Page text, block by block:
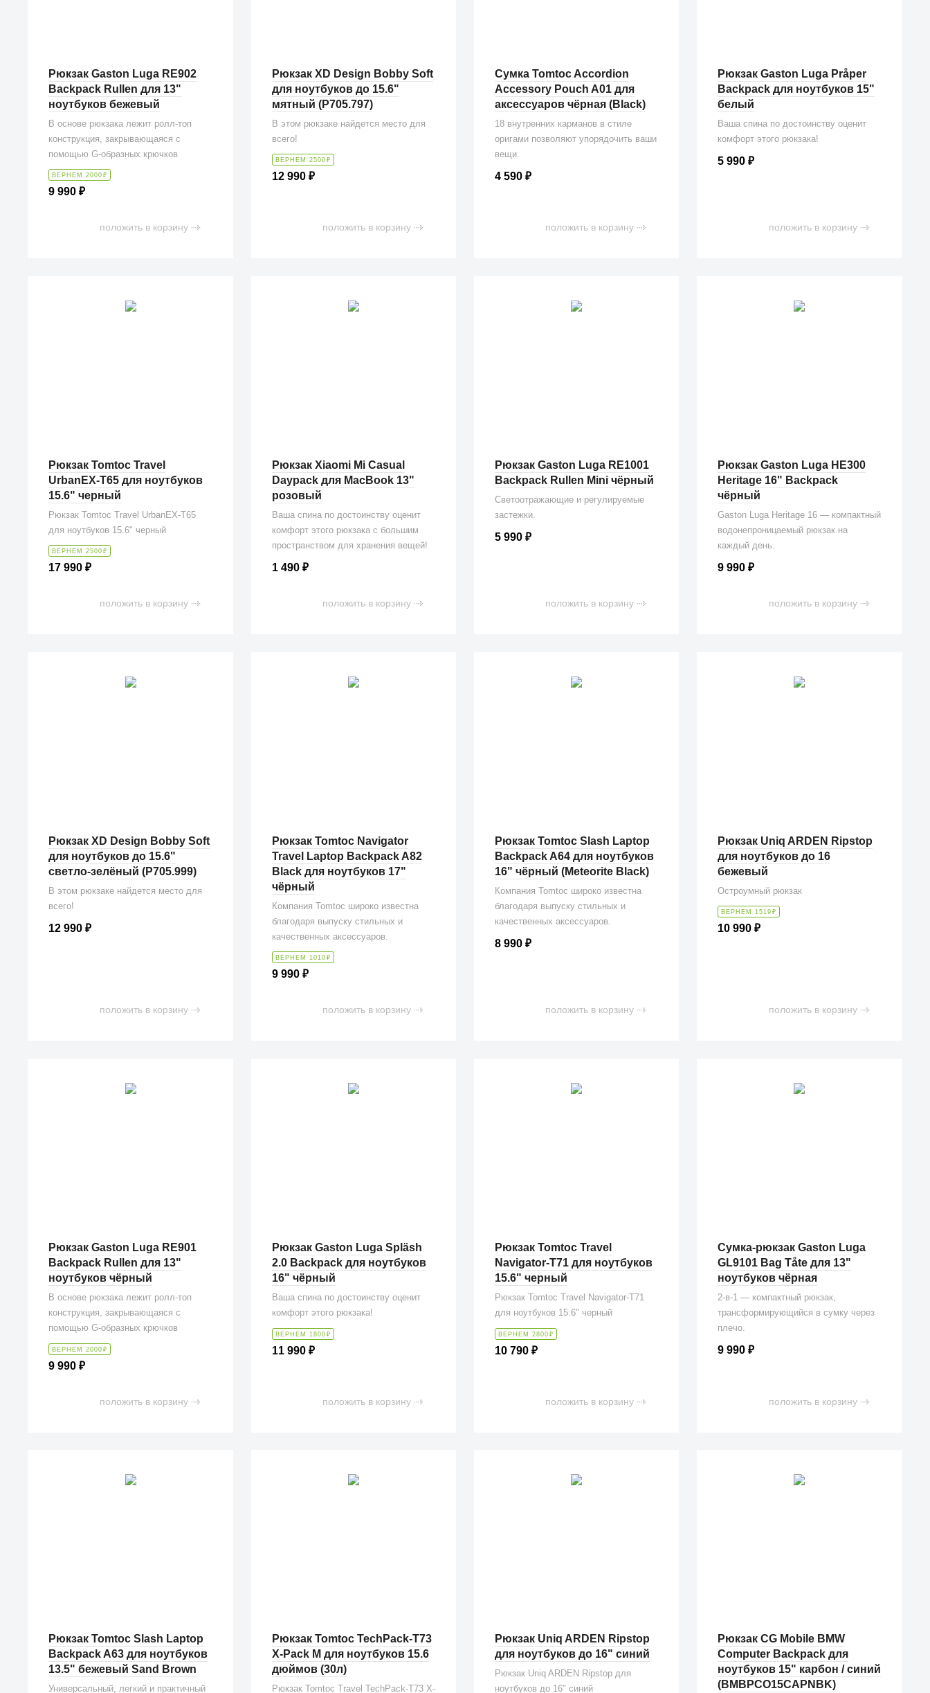
Рюкзак Gaston Luga RE902
Backpack Rullen для 13"
ноутбуков бежевый
В основе рюкзака лежит ролл-топ
конструкция, закрывающаяся с
помощью G-образных крючков
ВЕРНЕМ 2000 ₽
9 990₽
положить в корзину
Рюкзак XD Design Bobby Soft
для ноутбуков до 15.6"
мятный (P705.797)
В этом рюкзаке найдется место для
всего!
ВЕРНЕМ 2500 ₽
12 990 ₽
положить в корзину
Сумка Tomtoc Accordion
Accessory Pouch A01 для
аксессуаров чёрная (Black)
18 внутренних карманов в стиле
оригами позволяют упорядочить ваши
вещи.
4 590 ₽
положить в корзину
Рюкзак Gaston Luga Pråper
Backpack для ноутбуков 15"
белый
Ваша спина по достоинству оценит
комфорт этого рюкзака!
5 990₽
положить в корзину
Рюкзак Tomtoc Travel
UrbanEX-T65 для ноутбуков
15.6" черный
Рюкзак Tomtoc Travel UrbanEX-T65
для ноутбуков 15.6" черный
ВЕРНЕМ 2500 ₽
17 990₽
положить в корзину
Рюкзак Xiaomi Mi Casual
Daypack для MacBook 13"
розовый
Ваша спина по достоинству оценит
комфорт этого рюкзака с большим
пространством для хранения вещей!
1 490 ₽
положить в корзину
Рюкзак Gaston Luga RE1001
Backpack Rullen Mini чёрный
Светоотражающие и регулируемые
застежки.
5 990 ₽
положить в корзину
Рюкзак Gaston Luga HE300
Heritage 16" Backpack
чёрный
Gaston Luga Heritage 16 — компактный
водонепроницаемый рюкзак на
каждый день.
9 990₽
положить в корзину
Рюкзак XD Design Bobby Soft
для ноутбуков до 15.6"
светло-зелёный (P705.999)
В этом рюкзаке найдется место для
всего!
12 990₽
положить в корзину
Рюкзак Tomtoc Navigator
Travel Laptop Backpack A82
Black для ноутбуков 17"
чёрный
Компания Tomtoc широко известна
благодаря выпуску стильных и
качественных аксессуаров.
ВЕРНЕМ 1010 ₽
9 990 ₽
положить в корзину
Рюкзак Tomtoc Slash Laptop
Backpack A64 для ноутбуков
16" чёрный (Meteorite Black)
Компания Tomtoc широко известна
благодаря выпуску стильных и
качественных аксессуаров.
8 990 ₽
положить в корзину
Рюкзак Uniq ARDEN Ripstop
для ноутбуков до 16
бежевый
Остроумный рюкзак
ВЕРНЕМ 1519 ₽
10 990₽
положить в корзину
Рюкзак Gaston Luga RE901
Backpack Rullen для 13"
ноутбуков чёрный
В основе рюкзака лежит ролл-топ
конструкция, закрывающаяся с
помощью G-образных крючков
ВЕРНЕМ 2000 ₽
9 990₽
положить в корзину
Рюкзак Gaston Luga Spläsh
2.0 Backpack для ноутбуков
16" чёрный
Ваша спина по достоинству оценит
комфорт этого рюкзака!
ВЕРНЕМ 1800 ₽
11 990 ₽
положить в корзину
Рюкзак Tomtoc Travel
Navigator-T71 для ноутбуков
15.6" черный
Рюкзак Tomtoc Travel Navigator-T71
для ноутбуков 15.6" черный
ВЕРНЕМ 2800 ₽
10 790 ₽
положить в корзину
Сумка-рюкзак Gaston Luga
GL9101 Bag Tåte для 13"
ноутбуков чёрная
2-в-1 — компактный рюкзак,
трансформирующийся в сумку через
плечо.
9 990₽
положить в корзину
Рюкзак Tomtoc Slash Laptop
Backpack A63 для ноутбуков
13.5" бежевый Sand Brown
Универсальный, легкий и практичный
Рюкзак Tomtoc TechPack-T73
X-Pack M для ноутбуков 15.6
дюймов (30л)
Рюкзак Tomtoc Travel TechPack-T73 X-
Рюкзак Uniq ARDEN Ripstop
для ноутбуков до 16" синий
Рюкзак Uniq ARDEN Ripstop для
ноутбуков до 16" синий
Рюкзак CG Mobile BMW
Computer Backpack для
ноутбуков 15" карбон / синий
(BMBPCO15CAPNBK)